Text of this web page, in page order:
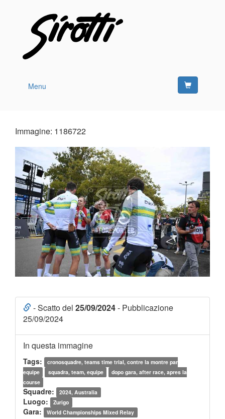
Menu
Immagine: 1186722
- Scatto del 25/09/2024- Pubblicazione
25/09/2024
In questa immagine
Tags:
cronosquadre, teams time trial, contre la montre par
equipe
squadra, team, equipe
dopo gara, after race, apres la
course
Squadre: 2024, Australia
Luogo: Zurigo
Gara: World Championships Mixed Relay